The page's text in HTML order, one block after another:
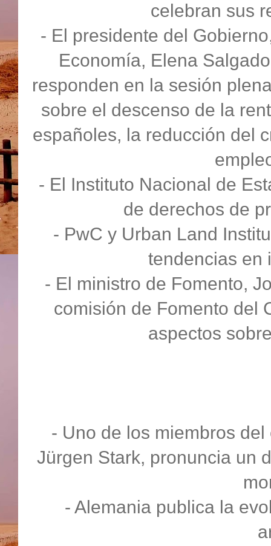
celebran sus
- El presidente del
Economía, Elena
responden en la sesión
sobre el descenso de la
españoles, la reducción del
- El Instituto Nacional de
de derechos de
- PwC y Urban Land
tendencias en
- El ministro de Fomento,
comisión de Fomento del
aspectos
- Uno de los miembros
Jürgen Stark, pronuncia un
- Alemania publica la